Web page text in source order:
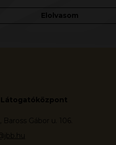
Elolvasom
Gábor u. 106.